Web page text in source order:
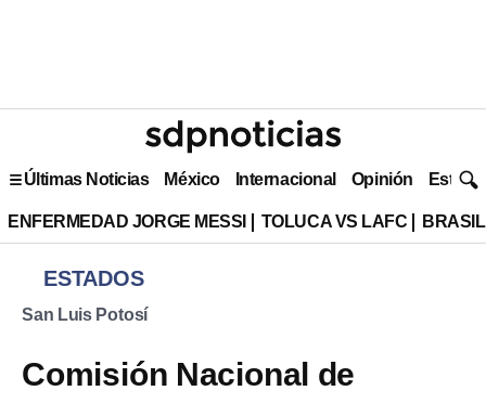
Últimas Noticias México Internacional Opinión Estilo
ENFERMEDAD JORGE MESSI TOLUCA VS LAFC
ESTADOS
San Luis Potosí
Comisión Nacional de